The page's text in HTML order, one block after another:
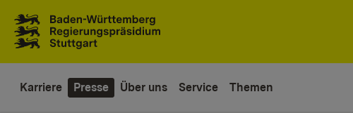
Karriere Presse Über uns Service Themen